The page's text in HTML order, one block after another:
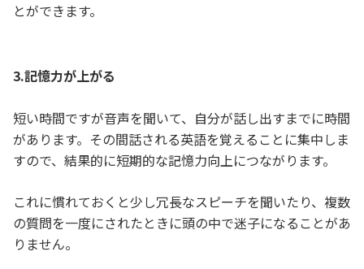
とができます。
3.記憶力が上がる
短い時間ですが音声を聞いて、自分が話し出すまでに時間
があります。その間話される英語を覚えることに集中しま
すので、結果的に短期的な記憶力向上につながります。
これに慣れておくと少し冗長なスピーチを聞いたり、複数
の質問を一度にされたときに頭の中で迷子になることがあ
りません。